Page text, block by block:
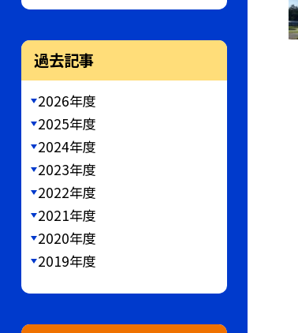
過去記事
2026年度
2025年度
2024年度
2023年度
2022年度
2021年度
2020年度
2019年度